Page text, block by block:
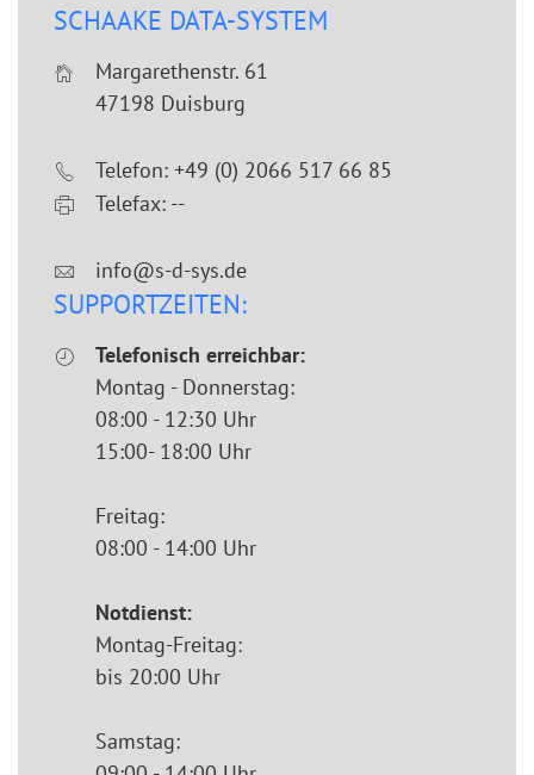
SCHAAKE DATA-SYSTEM
Margarethenstr. 61
47198 Duisburg
Telefon: +49 (0) 2066 517 66 85
Telefax: --
info@s-d-sys.de
SUPPORTZEITEN:
Telefonisch erreichbar:
Montag - Donnerstag:
08:00 - 12:30 Uhr
15:00- 18:00 Uhr
Freitag:
08:00 - 14:00 Uhr
Notdienst:
Montag-Freitag:
bis 20:00 Uhr
Samstag: